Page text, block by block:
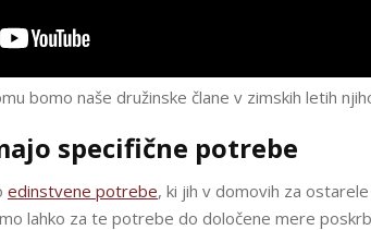
bomo naše družinske člane v zimskih letih
specifične potrebe
edinstvene potrebe, ki jih v domovih za
lahko za te potrebe do določene mere